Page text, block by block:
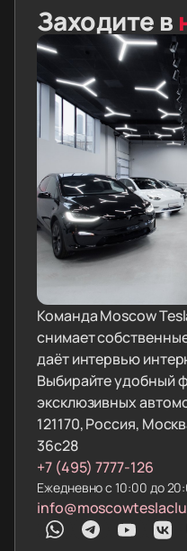
Заходите в
Команда Moscow
снимает
даёт интервью
Выбирайте удобный
эксклюзивных
121170, Россия,
36с28
+7 (495) 7777-126
Ежедневно с 10:00 до